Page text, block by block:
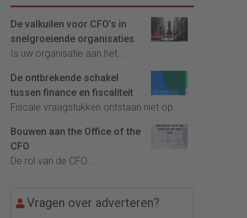
De valkuilen voor CFO’s in
snelgroeiende organisaties
Is uw organisatie aan het...
De ontbrekende schakel
tussen finance en fiscaliteit
Fiscale vraagstukken ontstaan niet op...
Bouwen aan the Office of the
CFO
De rol van de CFO...
Vragen over adverteren?